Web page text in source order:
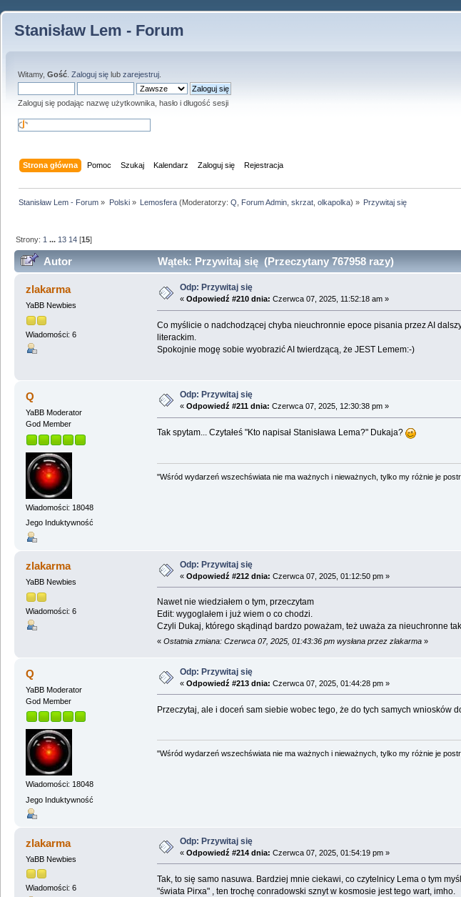
Stanisław Lem - Forum
Witamy, Gość Zaloguj się lub zarejestruj
Zaloguj się podając nazwę użytkownika, hasło i długość sesji
Strona główna Pomoc Szukaj Kalendarz Zaloguj się Rejestracja
Stanisław Lem - Forum » Polski» Lemosfera(Moderatorzy: Q Forum Admin, skrzat, olkapolka) » Przywitaj się
Strony: 1 ... 13 14 [15]
Autor Wątek: Przywitaj się (Przeczytany 767958 razy)
zlakarma
YaBB Newbies
Wiadomości: 6
Odp: Przywitaj się
« Odpowiedź #210 dnia: Czerwca 07, 2025, 11:52:18 am »
Co myślicie o nadchodzącej chyba nieuchronnie epoce pisania przez AI
literackim.
Spokojnie mogę sobie wyobrazić AI twierdzącą, że JEST Lemem:-)
Q
YaBB Moderator
God Member
Wiadomości: 18048
Jego Induktywność
Odp: Przywitaj się
« Odpowiedź #211 dnia: Czerwca 07, 2025, 12:30:38 pm »
Tak spytam... Czytałeś "Kto napisał Stanisława Lema?" Dukaja?
"Wśród wydarzeń wszechświata nie ma ważnych i nieważnych, tylko my różnie je
zlakarma
YaBB Newbies
Wiadomości: 6
Odp: Przywitaj się
« Odpowiedź #212 dnia: Czerwca 07, 2025, 01:12:50 pm »
Nawet nie wiedziałem o tym, przeczytam
Edit: wygoglałem i już wiem o co chodzi.
Czyli Dukaj, którego skądinąd bardzo poważam, też uważa za nieuchronne
« Ostatnia zmiana: Czerwca 07, 2025, 01:43:36 pm wysłana przez zlakarma»
Q
YaBB Moderator
God Member
Wiadomości: 18048
Jego Induktywność
Odp: Przywitaj się
« Odpowiedź #213 dnia: Czerwca 07, 2025, 01:44:28 pm »
Przeczytaj, ale i doceń sam siebie wobec tego, że do tych samych wniosków
"Wśród wydarzeń wszechświata nie ma ważnych i nieważnych, tylko my różnie je
zlakarma
YaBB Newbies
Wiadomości: 6
Odp: Przywitaj się
« Odpowiedź #214 dnia: Czerwca 07, 2025, 01:54:19 pm »
Tak, to się samo nasuwa. Bardziej mnie ciekawi, co czytelnicy Lema o tym
"świata Pirxa" , ten trochę conradowski sznyt w kosmosie jest tego wart, imho.